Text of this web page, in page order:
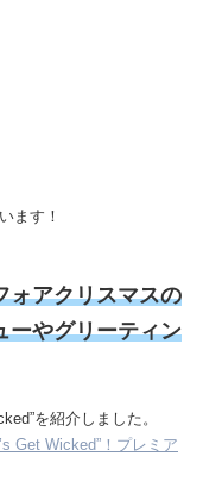
ます！
ォアクリスマスの
ーやグリーティン
を紹介しました。
Get Wicked”！プレミア